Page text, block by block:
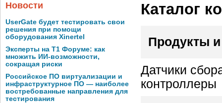
Новости
UserGate будет тестировать свои
решения при помощи
оборудования Xinertel
Эксперты на Т1 Форуме: как
множить ИИ-возможности,
сокращая риски
Российское ПО виртуализации и
инфраструктурное ПО — наиболее
востребованные направления для
тестирования
Каталог
Продукты
Датчики
контроллеры